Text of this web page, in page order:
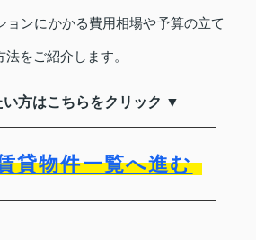
ョンにかかる費用相場や予算の立て
をご紹介します。
方はこちらをクリック ▼
貸物件一覧へ進む